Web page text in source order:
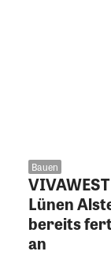
Bauen
Lünen
bereits
an